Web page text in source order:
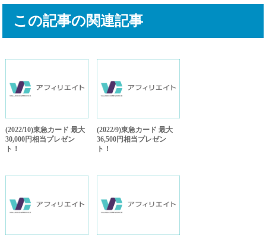
この記事の関連記事
(2022/10)東急カード 最大
30,000円相当プレゼン
ト！
(2022/9)東急カード 最大
36,500円相当プレゼン
ト！